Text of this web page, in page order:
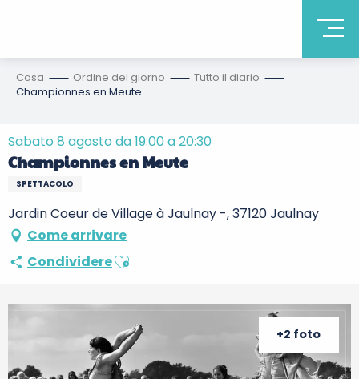
Casa Ordine del giorno
Tutto il diario
Championnes en Meute
Sabato 8 agosto da 19:00 a 20:30
Championnes en Meute
SPETTACOLO
Jardin Coeur de Village à Jaulnay -, 37120 Jaulnay
Come arrivare
CondividereAjouter aux favoris
+2 foto